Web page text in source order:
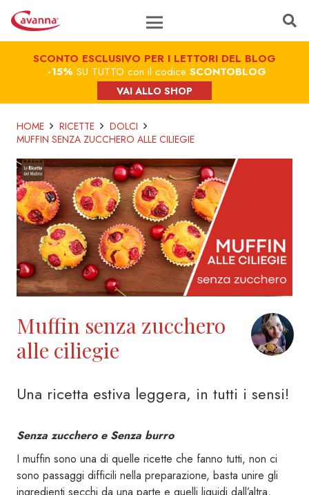
SCONTO ESCLUSIVO PER I LETTORI DEL BLOG
-15% SU TUTTO con il codice SCONTOBLOG
VAI ALLO SHOP
HOME RICETTE
DOLCI
MUFFIN SENZA ZUCCHERO ALLE CILIEGIE
Muffin senza zucchero
alle ciliegie
Una ricetta estiva leggera, in tutti i sensi!
Senza zucchero e Senza burro
I muffin sono una di quelle ricette che fanno tutti, non ci
sono passaggi difficili nella preparazione, basta unire gli